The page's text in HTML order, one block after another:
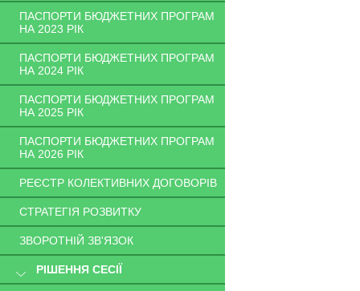
ПАСПОРТИ БЮДЖЕТНИХ ПРОГРАМ
НА 2023 РІК
ПАСПОРТИ БЮДЖЕТНИХ ПРОГРАМ
НА 2024 РІК
ПАСПОРТИ БЮДЖЕТНИХ ПРОГРАМ
НА 2025 РІК
ПАСПОРТИ БЮДЖЕТНИХ ПРОГРАМ
НА 2026 РІК
РЕЄСТР КОЛЕКТИВНИХ ДОГОВОРІВ
СТРАТЕГІЯ РОЗВИТКУ
ЗВОРОТНІЙ ЗВ'ЯЗОК
РІШЕННЯ СЕСІЇ